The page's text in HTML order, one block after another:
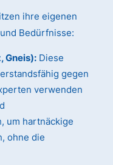
ihre eigenen
Bedürfnisse:
Gneis): Diese
gegen
verwenden
um hartnäckige
ohne die